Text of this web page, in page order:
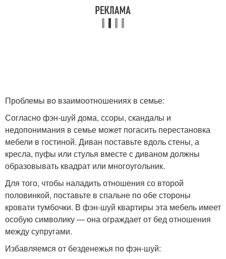
Проблемы во взаимоотношениях в семье:
Согласно фэн-шуй дома, ссоры, скандалы и
недопонимания в семье может погасить перестановка
мебели в гостиной. Диван поставьте вдоль стены, а
кресла, пуфы или стулья вместе с диваном должны
образовывать квадрат или многоугольник.
Для того, чтобы наладить отношения со второй
половинкой, поставьте в спальне по обе стороны
кровати тумбочки. В фэн-шуй квартиры эта мебель имеет
особую символику — она ограждает от бед отношения
между супругами.
Избавляемся от безденежья по фэн-шуй: